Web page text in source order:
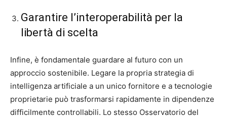
Garantire l’interoperabilità per la
libertà di scelta
Infine, è fondamentale guardare al futuro con un
approccio sostenibile. Legare la propria strategia di
intelligenza artificiale a un unico fornitore e a tecnologie
proprietarie può trasformarsi rapidamente in dipendenze
difficilmente controllabili. Lo stesso Osservatorio del